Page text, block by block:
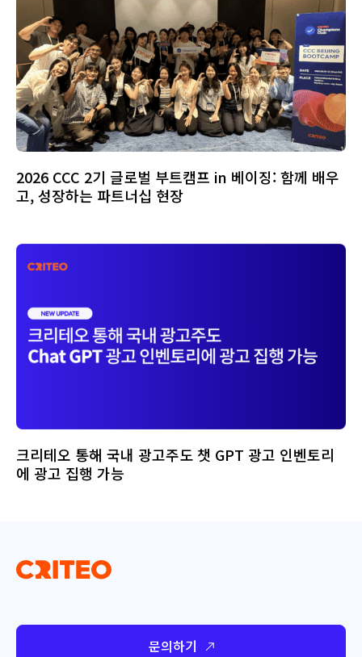
2026 CCC 2기 글로벌 부트캠프 in 베이징: 함께 배우
고, 성장하는 파트너십 현장
크리테오 통해 국내 광고주도 챗 GPT 광고 인벤토리
에 광고 집행 가능
문의하기